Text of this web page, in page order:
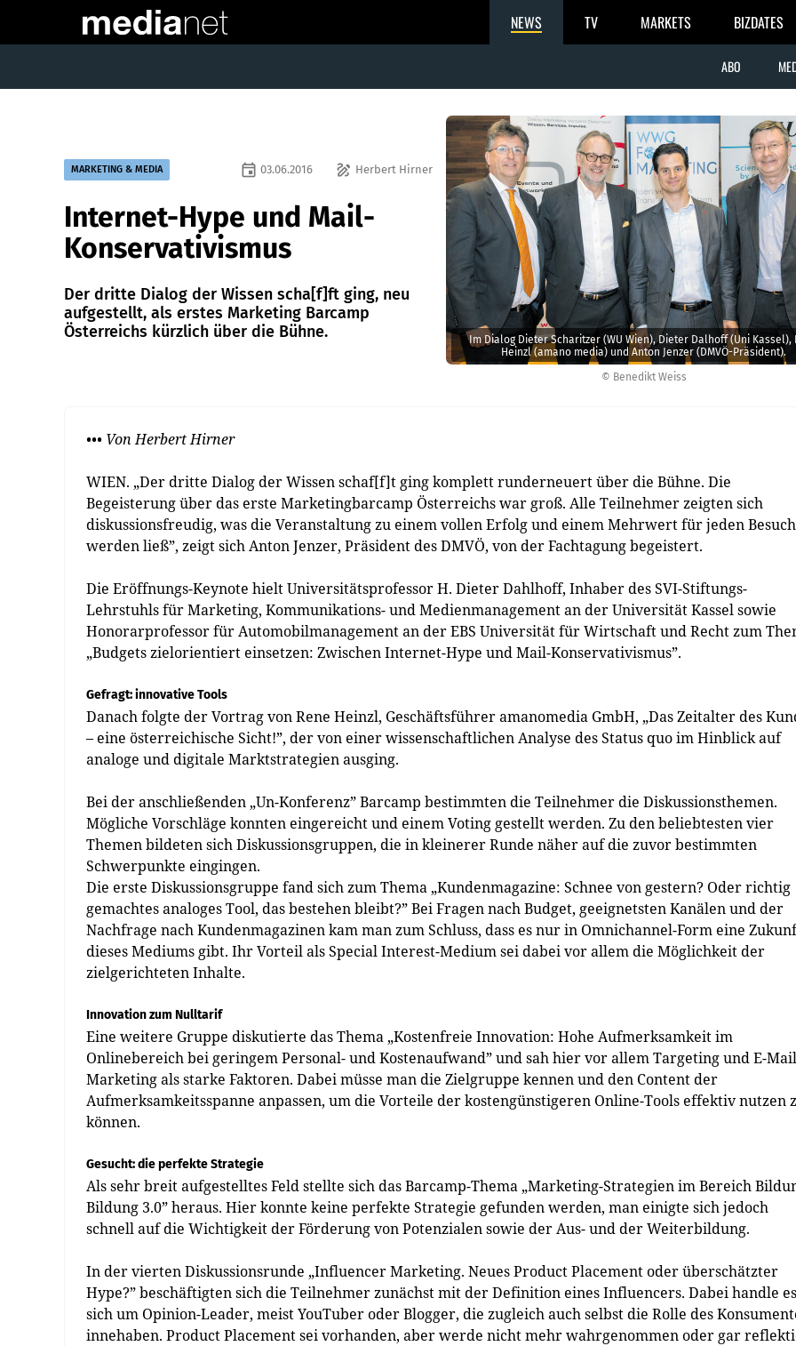
NEWS TV MARKETS BIZDATES
ABO
© Benedikt Weiss
Im Dialog Dieter ­Scharitzer (WU Wien), Dieter Dalhoff (Uni Kassel),
Heinzl (amano media) und Anton Jenzer (DMVÖ-Präsident).
MARKETING & MEDIA draw Herbert Hirner
event 03.06.2016
Internet-Hype und Mail-
Konservativismus
Der dritte Dialog der Wissen scha[f]ft ging, neu
aufgestellt, als erstes ­Marketing Barcamp
Österreichs kürzlich über die Bühne.
••• Von Herbert Hirner
WIEN. „Der dritte Dialog der Wissen schaf[f]t ging komplett runderneuert über die Bühne. Die
Begeisterung über das erste Marketingbarcamp Österreichs war groß. Alle Teilnehmer zeigten sich
diskussionsfreudig, was die Veranstaltung zu einem vollen Erfolg und einem Mehrwert für jeden
werden ließ”, zeigt sich Anton Jenzer, Präsident des DMVÖ, von der Fachtagung begeistert.
Die Eröffnungs-Keynote hielt Universitätsprofessor H. Dieter Dahlhoff, Inhaber des SVI-Stiftungs-
Lehrstuhls für Marketing, Kommunikations- und Medienmanagement an der Universität Kassel sowie
Honorarprofessor für Automobilmanagement an der EBS Universität für Wirtschaft und Recht zum
„Budgets zielorientiert einsetzen: Zwischen Internet-Hype und Mail-Konservativismus”.
Gefragt: innovative Tools
Danach folgte der Vortrag von Rene Heinzl, Geschäftsführer amanomedia GmbH, „Das Zeitalter des
– eine österreichische Sicht!”, der von einer wissenschaftlichen Analyse des Status quo im Hinblick auf
analoge und digitale Marktstrategien ausging.
Bei der anschließenden „Un-Konferenz” Barcamp bestimmten die Teilnehmer die Diskussions­themen.
Mögliche Vorschläge konnten eingereicht und einem Voting gestellt werden. Zu den beliebtesten vier
Themen bildeten sich Diskussionsgruppen, die in kleinerer Runde näher auf die zuvor bestimmten
Schwerpunkte eingingen.
Die erste Diskussionsgruppe fand sich zum Thema „Kundenmagazine: Schnee von gestern? Oder richtig
gemachtes analoges Tool, das bestehen bleibt?” Bei Fragen nach Budget, geeignetsten Kanälen und der
Nachfrage nach Kundenmagazinen kam man zum Schluss, dass es nur in Omnichannel-Form eine
dieses Mediums gibt. Ihr Vorteil als Special Interest-Medium sei dabei vor allem die Möglichkeit der
zielgerichteten Inhalte.
Innovation zum Nulltarif
Eine weitere Gruppe diskutierte das Thema „Kostenfreie Innovation: Hohe Aufmerksamkeit im
Onlinebereich bei geringem Personal- und Kostenaufwand” und sah hier vor allem Targeting und E-
Marketing als starke Faktoren. Dabei müsse man die Zielgruppe kennen und den Content der
Aufmerksamkeitsspanne anpassen, um die Vorteile der kostengünstigeren Online-Tools effektiv nutzen
können.
Gesucht: die perfekte Strategie
Als sehr breit aufgestelltes Feld stellte sich das Barcamp-Thema „Marketing-Strategien im Bereich
Bildung 3.0” heraus. Hier konnte keine perfekte Strategie gefunden werden, man einigte sich jedoch
schnell auf die Wichtigkeit der Förderung von Potenzialen sowie der Aus- und der Weiterbildung.
In der vierten Diskussionsrunde „Influencer Marketing. Neues Product Placement oder überschätzter
Hype?” beschäftigten sich die Teilnehmer zunächst mit der Definition eines Influencers. Dabei handle es
sich um Opinion-Leader, meist YouTuber oder Blogger, die zugleich auch selbst die Rolle des
innehaben. Product Placement sei vorhanden, aber werde nicht mehr wahrgenommen oder gar